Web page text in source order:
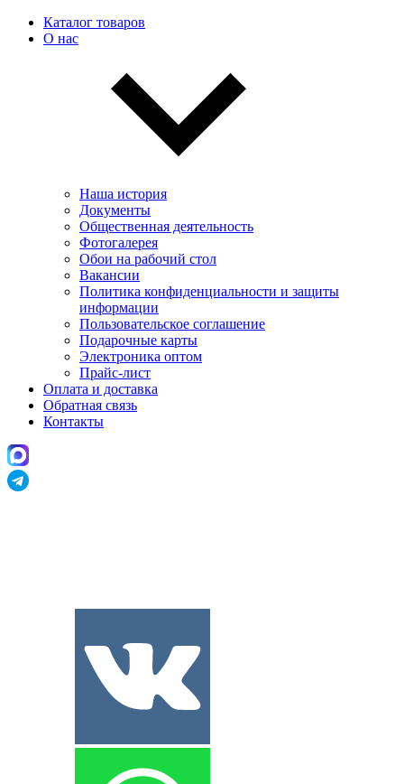
Каталог товаров
О нас
Наша история
Документы
Общественная деятельность
Фотогалерея
Обои на рабочий стол
Вакансии
Политика конфиденциальности и защиты
информации
Пользовательскоe соглашение
Подарочные карты
Электроника оптом
Прайс-лист
Оплата и доставка
Обратная связь
Контакты